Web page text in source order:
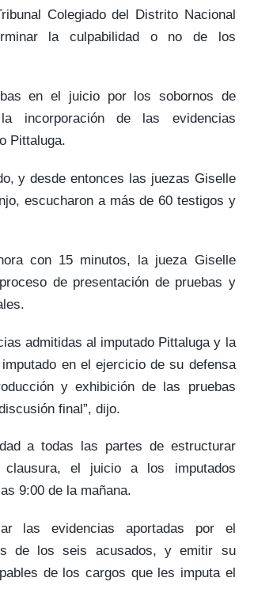
Colegiado del Distrito Nacional
la culpabilidad o no de los
en el juicio por los sobornos de
incorporación de las evidencias
Pittaluga.
y desde entonces las juezas Giselle
escucharon a más de 60 testigos y
con 15 minutos, la jueza Giselle
de presentación de pruebas y
admitidas al imputado Pittaluga y la
en el ejercicio de su defensa
y exhibición de las pruebas
final”, dijo.
a todas las partes de estructurar
clausura, el juicio a los imputados
9:00 de la mañana.
las evidencias aportadas por el
de los seis acusados, y emitir su
de los cargos que les imputa el